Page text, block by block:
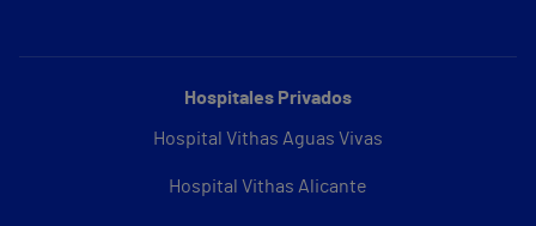
Hospitales Privados
Hospital Vithas Aguas Vivas
Hospital Vithas Alicante